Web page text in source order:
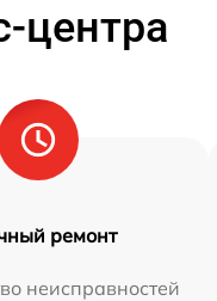
центра
ремонт
неисправностей